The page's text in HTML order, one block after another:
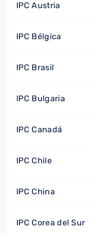
IPC Austria
IPC Bélgica
IPC Brasil
IPC Bulgaria
IPC Canadá
IPC Chile
IPC China
IPC Corea del Sur